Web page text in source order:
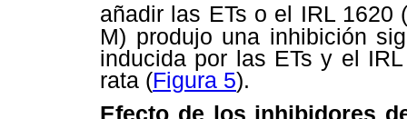
añadir las ETs o el IRL 1620
M) produjo una inhibición
inducida por las ETs y el
rata (Figura 5).
Efecto de los inhibidores